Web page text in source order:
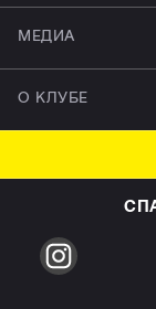
МЕДИА
О КЛУБЕ